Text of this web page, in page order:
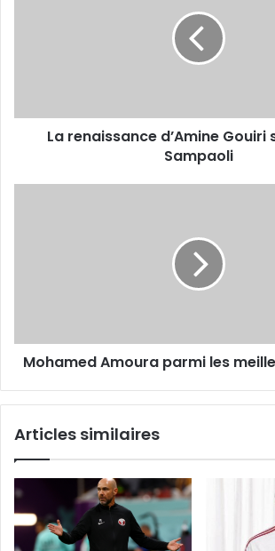
La renaissance d’Amine Gouiri
Sampaoli
Mohamed Amoura parmi les
Articles similaires